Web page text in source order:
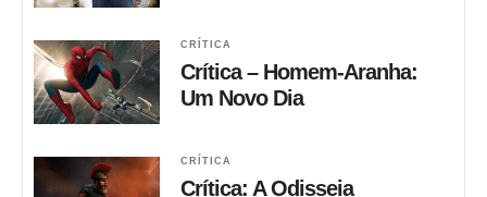
CRÍTICA
Crítica – Homem-Aranha:
Um Novo Dia
CRÍTICA
Crítica: A Odisseia